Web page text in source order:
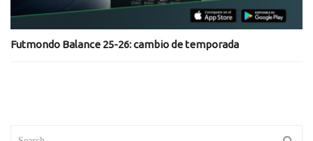
Futmondo Balance 25-26: cambio de temporada